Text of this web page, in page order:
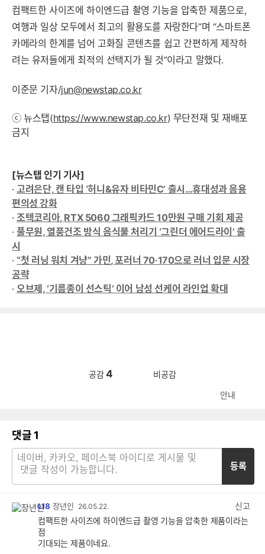
컴팩트한 사이즈에 하이엔드급 촬영 기능을 압축한 제품으로,
여행과 일상 모두에서 최고의 활용도를 자랑한다”며 “스마트폰
카메라의 한계를 넘어 고화질 콘텐츠를 쉽고 간편하게 제작하
려는 유저들에게 최적의 선택지가 될 것”이라고 말했다.
이준문 기자/jun@newstap.co.kr
ⓒ 뉴스탭(https://www.newstap.co.kr) 무단전재 및 재배포
금지
[뉴스탭 인기 기사]
·고려은단, 캔 타입 ‘허니&유자 비타민C’ 출시…휴대성과 음용
편의성 강화
·조텍코리아, RTX 5060 그래픽카드 10만원 구매 기회 제공
·풀무원, 열풍건조 방식 음식물 처리기 ‘그린더 에어드라이’ 출
시
· “첫 러닝 워치 겨냥” 가민, 포러너 70·170으로 러너 입문 시장
공략
·오브제, ‘기름종이 선스틱’ 이어 남성 선케어 라인업 확대
공감 4 비공감
안내
댓글 1
등록
L18 장년인 26.05.22.
신고
컴팩트한 사이즈에 하이엔드급 촬영 기능을 압축한 제품이라는
점
기대되는 제품이네요.